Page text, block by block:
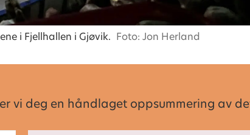
i Fjellhallen i Gjøvik. Foto: Jon Herland
vi deg en håndlaget oppsummering av